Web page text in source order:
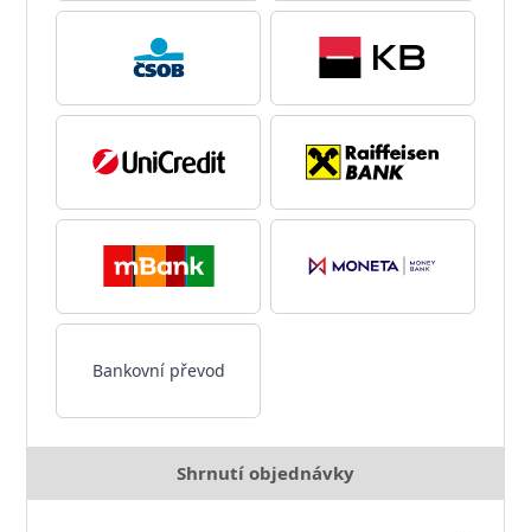
Bankovní převod
Shrnutí objednávky